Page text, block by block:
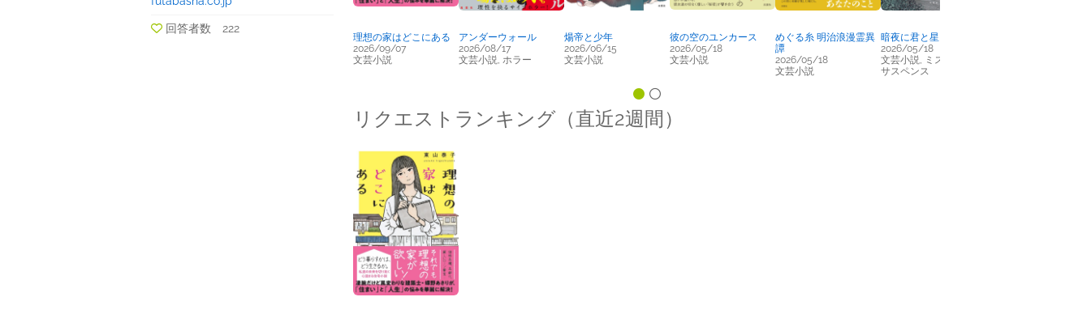
回答者数 222
理想の家はどこにある
2026/09/07
文芸小説
アンダーウォール
2026/08/17
文芸小説, ホラー
煬帝と少年
2026/06/15
文芸小説
彼の空のユンカース
2026/05/18
文芸小説
めぐる糸 明治浪漫霊異
譚
2026/05/18
文芸小説
暗夜に君と星をたどる
2026/05/18
文芸小説, ミステリー/
サスペンス
リクエストランキング（直近2週間）